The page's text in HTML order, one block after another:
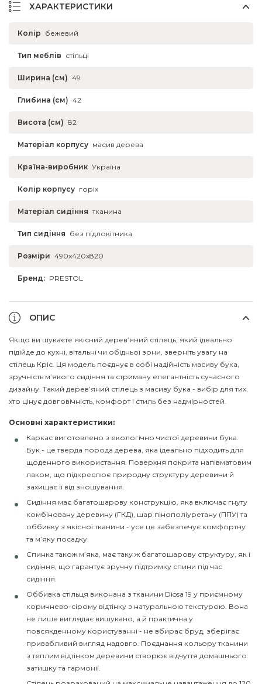
ХАРАКТЕРИСТИКИ
Колір бежевий
Тип меблів стільці
Ширина (см) 49
Глибина (см) 42
Висота (см) 82
Матеріал корпусу масив дерева
Країна-виробник Україна
Колір корпусу горіх
Матеріал сидіння тканина
Тип сидіння без підлокітника
Розміри 490x420x820
Бренд: PRESTOL
ОПИС
Якщо ви шукаєте якісний дерев’яний стілець, який ідеально
підійде до кухні, вітальні чи обідньої зони, зверніть увагу на
стілець Кріс. Ця модель поєднує в собі надійність масиву бука,
зручність м’якого сидіння та стриману елегантність сучасного
дизайну. Такий дерев’яний стілець з масиву бука - вибір для тих,
хто цінує довговічність, комфорт і стиль без надмірностей.
Основні характеристики:
Каркас виготовлено з екологічно чистої деревини бука.
Бук - це тверда порода дерева, яка ідеально підходить для
щоденного використання. Поверхня покрита напівматовим
лаком, що підкреслює природну структуру деревини й
захищає її від зношування.
Сидіння має багатошарову конструкцію, яка включає гнуту
комбіновану деревину (ГКД), шар пінополіуретану (ППУ) та
оббивку з якісної тканини - усе це забезпечує комфортну
та м’яку посадку.
Спинка також м’яка, має таку ж багатошарову структуру, як і
сидіння, що гарантує зручну підтримку спини під час
сидіння.
Оббивка стільця виконана з тканини Diosa 19 у приємному
коричнево-сірому відтінку з натуральною текстурою. Вона
не лише виглядає вишукано, а й практична у
повсякденному користуванні - не вбирає бруд, зберігає
привабливий вигляд надовго. Поєднання кольору тканини
з теплим відтінком деревини створює відчуття домашнього
затишку та гармонії.